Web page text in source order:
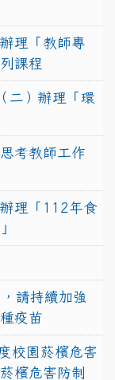
理「教師專
課程
二）辦理「環
考教師工作
理「112年食
請持續加強
疫苗
校園菸檳危害
檳危害防制